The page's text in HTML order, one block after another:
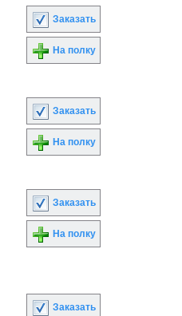
Заказать
На полку
Заказать
На полку
Заказать
На полку
Заказать